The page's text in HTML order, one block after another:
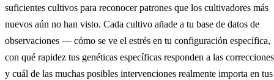
suficientes cultivos para reconocer patrones que los cultivadores más
nuevos aún no han visto. Cada cultivo añade a tu base de datos de
observaciones — cómo se ve el estrés en tu configuración específica,
con qué rapidez tus genéticas específicas responden a las
y cuál de las muchas posibles intervenciones realmente importa en tus